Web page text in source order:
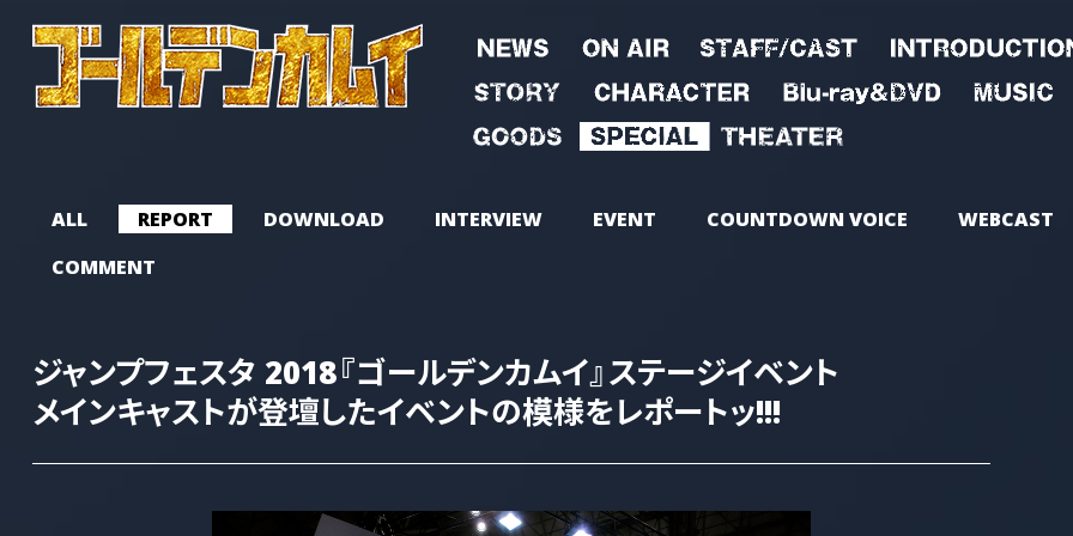
ALL REPORT DOWNLOAD INTERVIEW EVENT COUNTDOWN VOICE
WEBCAST
COMMENT
ジャンプフェスタ 2018『ゴールデンカムイ』ステージイベント
メインキャストが登壇したイベントの模様をレポートッ!!!